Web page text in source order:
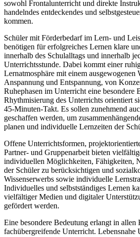
sowohl Frontalunterricht und direkte
handelndes entdeckendes und
kommen.
Schüler mit Förderbedarf im Lern- und
benötigen für erfolgreiches Lernen klare
innerhalb des Schulalltags und innerhalb
Unterrichtsstunde. Dabei kommt einer
Lernatmosphäre mit einem ausgewogenen
Anspannung und Entspannung, von
Ruhephasen im Unterricht eine besondere
Rhythmisierung des Unterrichts orientiert
45-Minuten-Takt. Es sollen zunehmend
geschaffen werden, um
planen und individuelle Lernzeiten der
Offene Unterrichtsformen,
Partner- und Gruppenarbeit bieten
individuellen Möglichkeiten, Fähigkeiten,
der Schüler zu berücksichtigen und
Wissenserwerbs sowie individuelle
Individuelles und selbstständiges Lernen
vielfältiger Medien und digitaler
gefördert werden.
Eine besondere Bedeutung erlangt in allen
fachübergreifende Unterricht. Lebensnahe